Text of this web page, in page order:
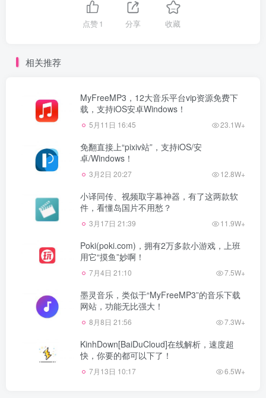
点赞1 分享 收藏
相关推荐
MyFreeMP3，12大音乐平台vip资源免费下
载，支持iOS安卓Windows！
5月11日 16:45 23.1W+
免翻直接上“pixiv站”，支持iOS/安
卓/Windows！
3月2日 20:27 12.8W+
小译同传、视频取字幕神器，有了这两款软
件，看懂岛国片不用愁？
3月17日 21:39 11.9W+
Poki(poki.com)，拥有2万多款小游戏，上班
用它“摸鱼”妙啊！
7月4日 21:10 7.5W+
墨灵音乐，类似于“MyFreeMP3”的音乐下载
网站，功能无比强大！
8月8日 21:56 7.3W+
KinhDown[BaiDuCloud]在线解析，速度超
快，你要的都可以下了！
7月13日 10:17 6.5W+